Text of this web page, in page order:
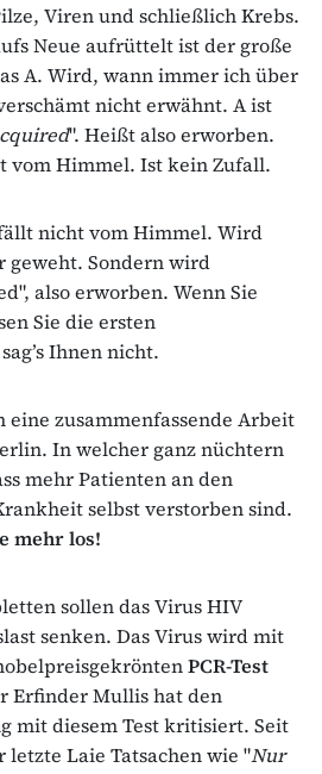
Viren und schließlich Krebs.
Neue aufrüttelt ist der große
A. Wird, wann immer ich über
nicht erwähnt. A ist
". Heißt also erworben.
vom Himmel. Ist kein Zufall.
nicht vom Himmel. Wird
geweht. Sondern wird
also erworben. Wenn Sie
Sie die ersten
Ihnen nicht.
zusammenfassende Arbeit
In welcher ganz nüchtern
mehr Patienten an den
selbst verstorben sind.
mehr los!
sollen das Virus HIV
senken. Das Virus wird mit
PCR-Test
Erfinder Mullis hat den
mit diesem Test kritisiert. Seit
letzte Laie Tatsachen wie "Nur